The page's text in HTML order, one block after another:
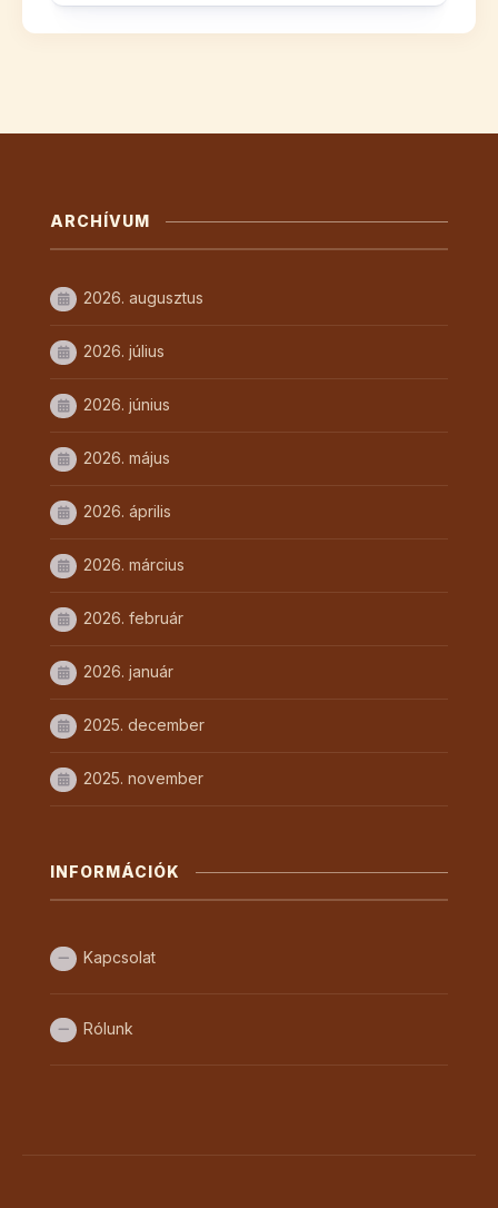
ARCHÍVUM
2026. augusztus
2026. július
2026. június
2026. május
2026. április
2026. március
2026. február
2026. január
2025. december
2025. november
INFORMÁCIÓK
Kapcsolat
Rólunk